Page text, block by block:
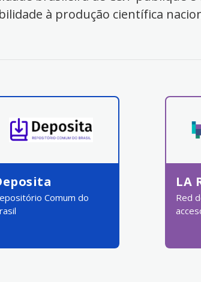
à produção científica
Comum do
LA
Red